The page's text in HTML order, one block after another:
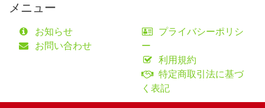
メニュー
お知らせ
お問い合わせ
プライバシーポリシ
ー
利用規約
特定商取引法に基づ
く表記